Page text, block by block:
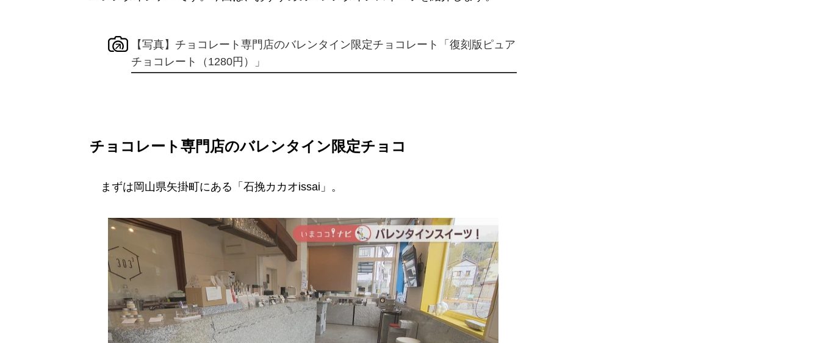
【写真】チョコレート専門店のバレンタイン限定チョコレート「復刻版ピュア
チョコレート（1280円）」
チョコレート専門店のバレンタイン限定チョコ
まずは岡山県矢掛町にある「石挽カカオissai」。